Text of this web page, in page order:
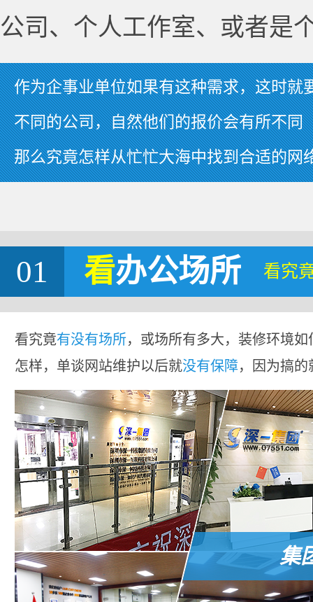
公司、个人工作室、或者是
作为企事业单位如果有这种需求，这时就
不同的公司，自然他们的报价会有所不同
那么究竟怎样从忙忙大海中找到合适的网
01 看办公场所 看究
看究竟有没有场所，或场所有多大，装修环境
怎样，单谈网站维护以后就没有保障，因为搞
集